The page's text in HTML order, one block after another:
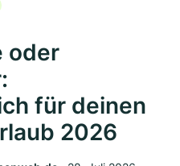
oder
für deinen
2026